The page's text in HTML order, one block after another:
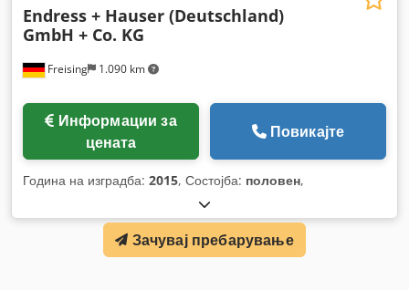
Freising 1.090 km
Endress + Hauser (Deutschland)
GmbH + Co. KG
цената
Повикајте
Година на изградба: 2015, Состојба: половен,
Зачувај пребарување